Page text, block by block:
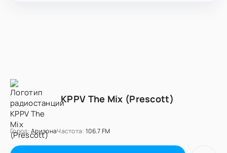
KPPV The Mix (Prescott)
Город:АризонаЧастота: 106.7 FM